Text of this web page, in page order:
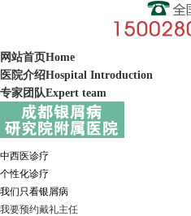
网站首页Home
医院介绍Hospital Introduction
专家团队Expert team
中西医诊疗
个性化诊疗
我们只看银屑病
我要预约戴礼主任